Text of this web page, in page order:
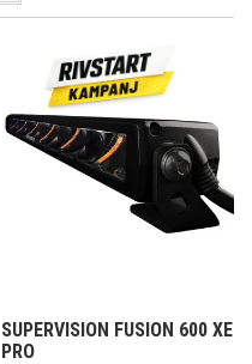
SUPERVISION FUSION 600 XE
PRO